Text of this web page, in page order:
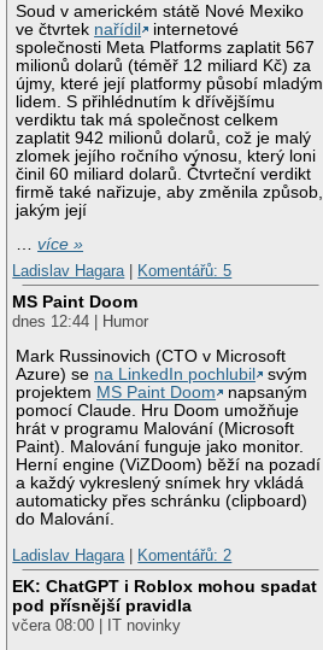
Soud v americkém státě Nové Mexiko
ve čtvrtek nařídil
internetové
společnosti Meta Platforms zaplatit 567
milionů dolarů (téměř 12 miliard Kč) za
újmy, které její platformy působí mladým
lidem. S přihlédnutím k dřívějšímu
verdiktu tak má společnost celkem
zaplatit 942 milionů dolarů, což je malý
zlomek jejího ročního výnosu, který loni
činil 60 miliard dolarů. Čtvrteční verdikt
firmě také nařizuje, aby změnila způsob,
jakým její
…více »
Ladislav Hagara
Komentářů: 5
MS Paint Doom
dnes 12:44 | Humor
Mark Russinovich (CTO v Microsoft
Azure) se na LinkedIn pochlubil
svým
projektem MS Paint Doom
napsaným
pomocí Claude. Hru Doom umožňuje
hrát v programu Malování (Microsoft
Paint). Malování funguje jako monitor.
Herní engine (ViZDoom) běží na pozadí
a každý vykreslený snímek hry vkládá
automaticky přes schránku (clipboard)
do Malování.
Ladislav Hagara
Komentářů: 2
EK: ChatGPT i Roblox mohou spadat
pod přísnější pravidla
včera 08:00 | IT novinky